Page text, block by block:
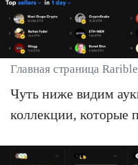
Главная страница Rarible
Чуть ниже видим
коллекции, которые